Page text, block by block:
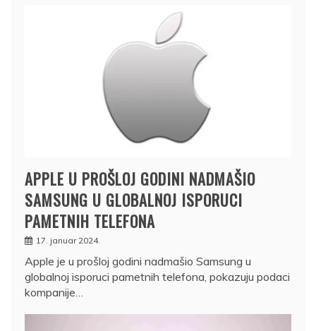
APPLE U PROŠLOJ GODINI NADMAŠIO
SAMSUNG U GLOBALNOJ ISPORUCI
PAMETNIH TELEFONA
17. januar 2024.
Apple je u prošloj godini nadmašio Samsung u
globalnoj isporuci pametnih telefona, pokazuju podaci
kompanije…